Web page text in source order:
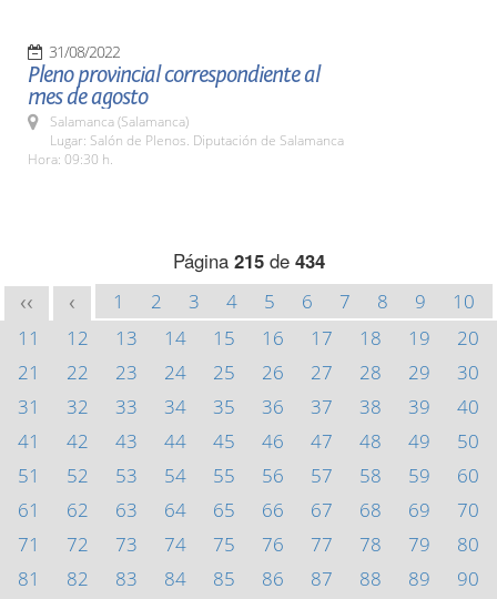
31/08/2022
Pleno provincial correspondiente al
mes de agosto
Salamanca (Salamanca)
Lugar: Salón de Plenos. Diputación de Salamanca
Hora: 09:30 h.
Página 215de 434
<< < 1 2 3 4 5 6 7 8 9
10
11
12 13 14 15 16 17 18 19
20
21
22 23 24 25 26 27 28 29
30
31
32 33 34 35 36 37 38 39
40
41
42 43 44 45 46 47 48 49
50
51
52 53 54 55 56 57 58 59
60
61
62 63 64 65 66 67 68 69
70
71
72 73 74 75 76 77 78 79
80
81
82 83 84 85 86 87 88 89
90